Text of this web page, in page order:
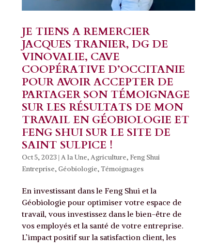
JE TIENS A REMERCIER
JACQUES TRANIER, DG DE
VINOVALIE, CAVE
COOPÉRATIVE D’OCCITANIE
POUR AVOIR ACCEPTER DE
PARTAGER SON TÉMOIGNAGE
SUR LES RÉSULTATS DE MON
TRAVAIL EN GÉOBIOLOGIE ET
FENG SHUI SUR LE SITE DE
SAINT SULPICE !
Oct 5, 2023| A la Une,Agriculture, Feng Shui
Entreprise, Géobiologie,Témoignages
En investissant dans le Feng Shui et la
Géobiologie pour optimiser votre espace de
travail, vous investissez dans le bien-être de
vos employés et la santé de votre entreprise.
L’impact positif sur la satisfaction client, les